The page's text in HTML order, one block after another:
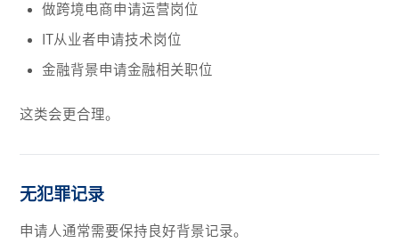
做跨境电商申请运营岗位
IT从业者申请技术岗位
金融背景申请金融相关职位
这类会更合理。
无犯罪记录
申请人通常需要保持良好背景记录。